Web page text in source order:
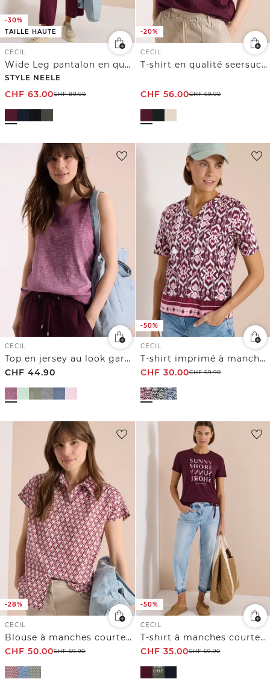
-30%
TAILLE HAUTE
CECIL
Wide Leg pantalon en qualité seersucker
STYLE NEELE
CHF 63.00CHF89.90
-20%
CECIL
T-shirt en qualité seersucker
CHF 56.00CHF69.90
CECIL
Top en jersey au look garment dye
CHF 44.90
-50%
CECIL
T-shirt imprimé à manches courtes avec col fendu
CHF 30.00CHF59.90
-28%
CECIL
Blouse à manches courtes avec imprimé minimal
CHF 50.00CHF69.90
-50%
CECIL
T-shirt à manches courtes en dévoré
CHF 35.00CHF69.90